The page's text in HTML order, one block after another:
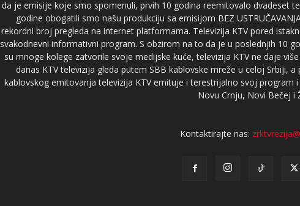
da je emisije koje smo spomenuli, prvih 10 godina reemitovalo dvadeset
godine obogatili smo našu produkciju sa emisijom BEZ
rekordni broj pregleda na internet platformama. Televizija KTV pored
svakodnevni informativni program. S obzirom na to da je u poslednjih 10
su mnoge kolege zatvorile svoje medijske kuće, televizija KTV ne daje
danas KTV televizija gleda putem SBB kablovske mreže u celoj Srbiji,
kablovskog emitovanja televizija KTV emituje i terestrijalno svoj program
Novu Crnju, Novi Bečej i
Kontaktirajte nas: